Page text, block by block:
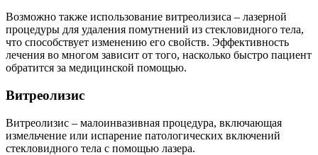
Возможно также использование витреолизиса – лазерной
процедуры для удаления помутнений из стекловидного тела,
что способствует изменению его свойств. Эффективность
лечения во многом зависит от того, насколько быстро пациент
обратится за медицинской помощью.
Витреолизис
Витреолизис – малоинвазивная процедура, включающая
измельчение или испарение патологических включений
стекловидного тела с помощью лазера.